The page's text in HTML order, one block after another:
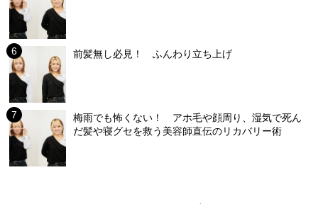
前髪無し必見！ ふんわり立ち上げ
梅雨でも怖くない！ アホ毛や顔周り、湿気で死ん
だ髪や寝グセを救う美容師直伝のリカバリー術